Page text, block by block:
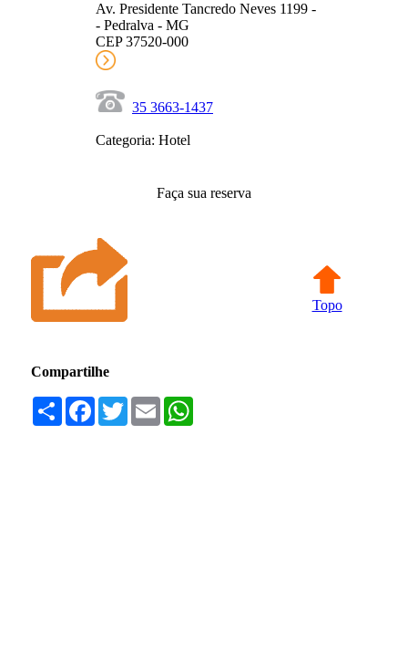
Av. Presidente Tancredo Neves 1199 -
- Pedralva - MG
CEP 37520-000
35 3663-1437
Categoria: Hotel
Faça sua reserva
Topo
Compartilhe
Compartilhar
Facebook
TwitterEmail